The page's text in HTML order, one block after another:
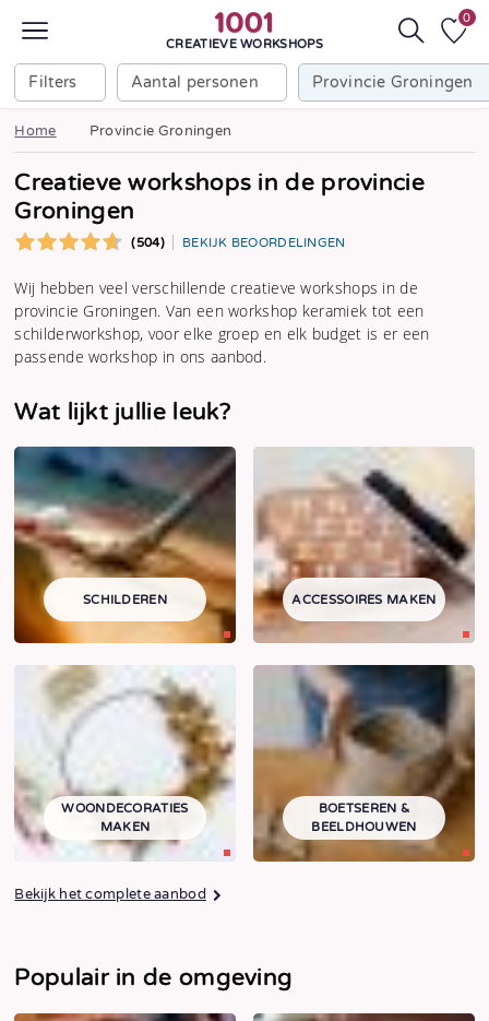
CREATIEVE WORKSHOPS
Filters Aantal personen Provincie Groningen
0
Home Provincie Groningen
Creatieve workshops in de provincie
Groningen
(504) BEKIJK BEOORDELINGEN
Wij hebben veel verschillende creatieve workshops in de
provincie Groningen. Van een workshop keramiek tot een
schilderworkshop, voor elke groep en elk budget is er een
passende workshop in ons aanbod.
Wat lijkt jullie leuk?
SCHILDEREN ACCESSOIRES MAKEN
WOONDECORATIES
MAKEN
BOETSEREN &
BEELDHOUWEN
Bekijk het complete aanbod
Populair in de omgeving